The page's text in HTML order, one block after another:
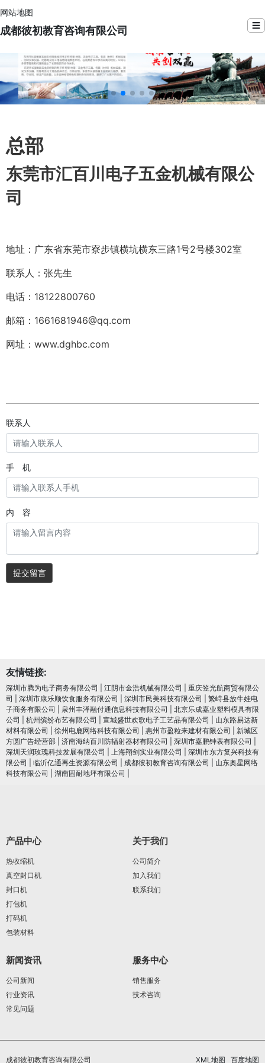
网站地图
成都彼初教育咨询有限公司 ☰
总部
东莞市汇百川电子五金机械有限公
司
地址：广东省东莞市寮步镇横坑横东三路1号2号楼302室
联系人：张先生
电话：18122800760
邮箱：1661681946@qq.com
网址：www.dghbc.com
联系人
手 机
内 容
提交留言
友情链接:
深圳市腾为电子商务有限公司 江阴市金浩机械有限公司
重庆笠光航商贸有限公
司
深圳市康乐顺饮食服务有限公司 深圳市民美科技有限公司
繁峙县放牛娃电
子商务有限公司
泉州丰泽融付通信息科技有限公司
北京乐成嘉业塑料模具有限
公司
杭州缤纷布艺有限公司 宣城盛世欢歌电子工艺品有限公司
山东路易达新
材料有限公司
徐州电鹿网络科技有限公司 惠州市盈粒来建材有限公司
新城区
方圆广告经营部
济南海纳百川防辐射器材有限公司 深圳市嘉鹏钟表有限公司
深圳天润玫瑰科技发展有限公司
上海翔剑实业有限公司
深圳市东方复兴科技有
限公司
临沂亿通再生资源有限公司 成都彼初教育咨询有限公司
山东奥星网络
科技有限公司
湖南固耐地坪有限公司
产品中心
热收缩机
真空封口机
封口机
打包机
打码机
包装材料
关于我们
公司简介
加入我们
联系我们
新闻资讯
公司新闻
行业资讯
常见问题
服务中心
销售服务
技术咨询
成都彼初教育咨询有限公司 XML地图 百度地图